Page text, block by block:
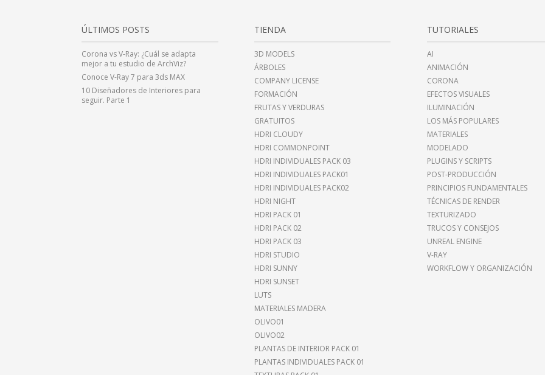
ÚLTIMOS POSTS
Corona vs V-Ray: ¿Cuál se adapta
mejor a tu estudio de ArchViz?
Conoce V-Ray 7 para 3ds MAX
10 Diseñadores de Interiores para
seguir. Parte 1
TIENDA
3D MODELS
ÁRBOLES
COMPANY LICENSE
FORMACIÓN
FRUTAS Y VERDURAS
GRATUITOS
HDRI CLOUDY
HDRI COMMONPOINT
HDRI INDIVIDUALES PACK 03
HDRI INDIVIDUALES PACK01
HDRI INDIVIDUALES PACK02
HDRI NIGHT
HDRI PACK 01
HDRI PACK 02
HDRI PACK 03
HDRI STUDIO
HDRI SUNNY
HDRI SUNSET
LUTS
MATERIALES MADERA
OLIVO01
OLIVO02
PLANTAS DE INTERIOR PACK 01
PLANTAS INDIVIDUALES PACK 01
TUTORIALES
AI
ANIMACIÓN
CORONA
EFECTOS VISUALES
ILUMINACIÓN
LOS MÁS POPULARES
MATERIALES
MODELADO
PLUGINS Y SCRIPTS
POST-PRODUCCIÓN
PRINCIPIOS FUNDAMENTALES
TÉCNICAS DE RENDER
TEXTURIZADO
TRUCOS Y CONSEJOS
UNREAL ENGINE
V-RAY
WORKFLOW Y ORGANIZACIÓN